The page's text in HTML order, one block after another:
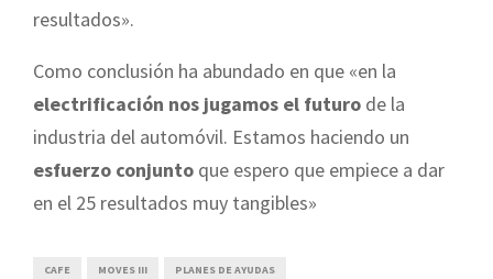
resultados».
Como conclusión ha abundado en que «en la
electrificación nos jugamos el futuro de la
industria del automóvil. Estamos haciendo un
esfuerzo conjunto que espero que empiece a dar
en el 25 resultados muy tangibles»
CAFE MOVES III PLANES DE AYUDAS